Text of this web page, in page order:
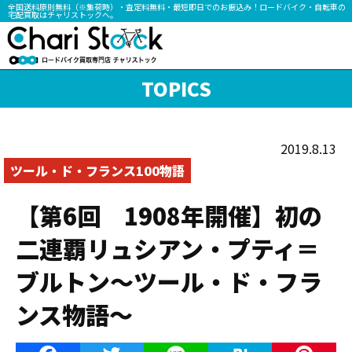
全国送料原則無料（※集荷時）・査定料無料・最短即日でのお振込み！ロードバイク・自転車の
宅配買取はチャリストックへ。
TOPICS
ツール・ド・フランス100物語
2019.8.13
【第6回 1908年開催】初の
二連覇リュシアン・プティ＝
ブルトン〜ツール・ド・フラ
ンス物語〜